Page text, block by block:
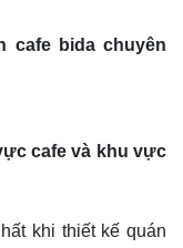
cafe bida chuyên
cafe và khu vực
khi thiết kế quán